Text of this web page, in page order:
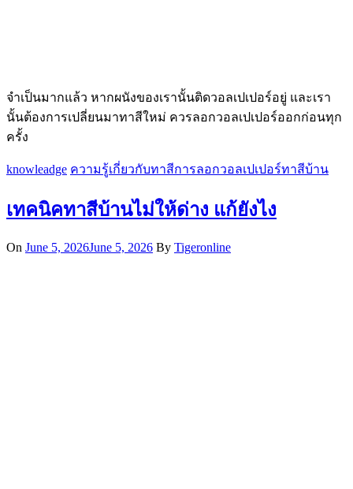
จำเป็นมากแล้ว หากผนังของเรานั้นติดวอลเปเปอร์อยู่ และเรา
นั้นต้องการเปลี่ยนมาทาสีใหม่ ควรลอกวอลเปเปอร์ออกก่อนทุก
ครั้ง
knowleadge ความรู้เกี่ยวกับทาสีการลอกวอลเปเปอร์ทาสีบ้าน
เทคนิคทาสีบ้านไม่ให้ด่าง แก้ยังไง
On June 5, 2026June 5, 2026 By Tigeronline